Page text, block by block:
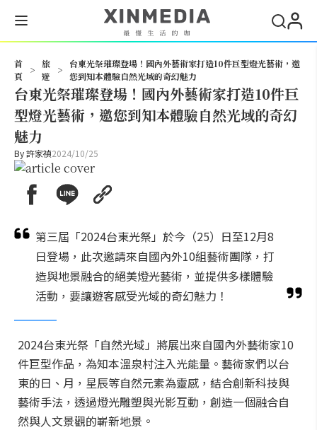
首
頁
>
旅
遊
>
台東光祭璀璨登場！國內外藝術家打造10件巨型燈光藝術，邀
您到知本體驗自然光域的奇幻魅力
台東光祭璀璨登場！國內外藝術家打造10件巨
型燈光藝術，邀您到知本體驗自然光域的奇幻
魅力
By許家禎2024/10/25
第三屆「2024台東光祭」於今（25）日至12月8
日登場，此次邀請來自國內外10組藝術團隊，打
造與地景融合的絕美燈光藝術，並提供多樣體驗
活動，要讓遊客感受光域的奇幻魅力！
2024台東光祭「自然光域」將展出來自國內外藝術家10
件巨型作品，為知本溫泉村注入光能量。藝術家們以台
東的日、月，星辰等自然元素為靈感，結合創新科技與
藝術手法，透過燈光雕塑與光影互動，創造一個融合自
然與人文景觀的嶄新地景。